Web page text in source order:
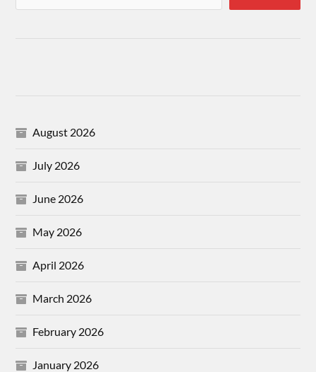
August 2026
July 2026
June 2026
May 2026
April 2026
March 2026
February 2026
January 2026